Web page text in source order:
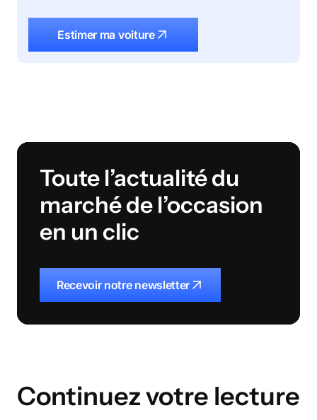
Estimer ma voiture
Toute l’actualité du
marché de l’occasion
en un clic
Recevoir notre newsletter
Continuez votre lecture